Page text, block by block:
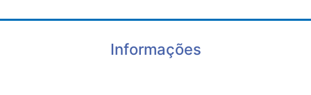
Informações